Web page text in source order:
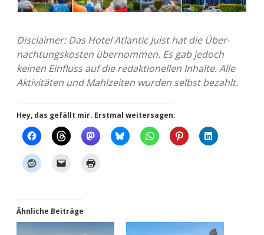
Dis­clai­mer: Das Hotel Atlan­tic Juist hat die Über­
nach­tungs­kos­ten über­nom­men. Es gab jedoch
keinen Ein­fluss auf die redak­tio­nel­len Inhal­te. Alle
Akti­vi­tä­ten und Mahl­zei­ten wurden selbst bezahlt.
Hey, das gefällt mir. Erstmal weitersagen:
Ähnliche Beiträge